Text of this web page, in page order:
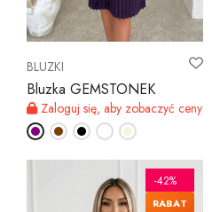
BLUZKI
Bluzka GEMSTONEK
Zaloguj się, aby zobaczyć ceny
-42%
RABAT